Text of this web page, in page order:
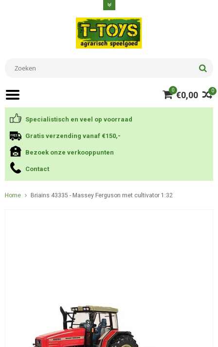
0
0 €0,00
Specialistisch en veel op voorraad
Gratis verzending vanaf €150,-
Bezoek onze verkooppunten
Contact
Home Briains 43335 - Massey Ferguson met cultivator 1:32